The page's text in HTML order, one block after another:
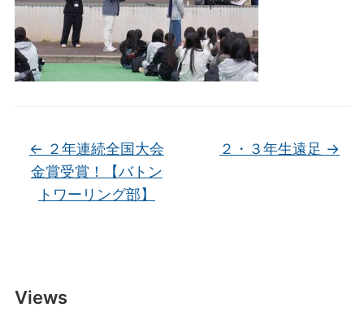
← ２年連続全国大会
金賞受賞！【バトン
トワーリング部】
２・３年生遠足 →
Views